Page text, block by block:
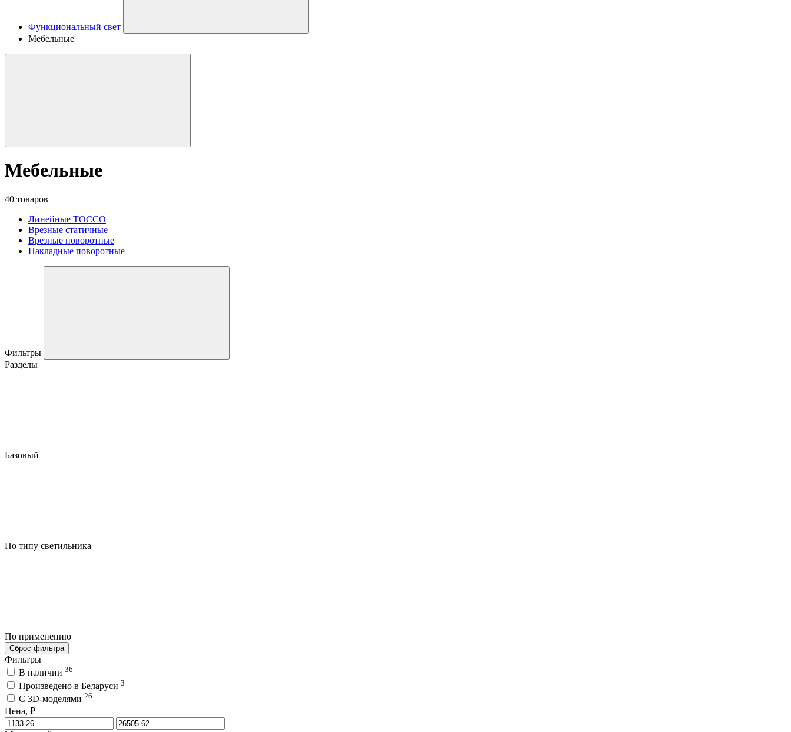
Функциональный свет
Мебельные
Мебельные
40 товаров
Линейные TOCCO
Врезные статичные
Врезные поворотные
Накладные поворотные
Фильтры
Разделы
Базовый
По типу светильника
По применению
Сброс фильтра
Фильтры
В наличии 36
Произведено в Беларуси 3
C 3D-моделями 26
Цена, ₽